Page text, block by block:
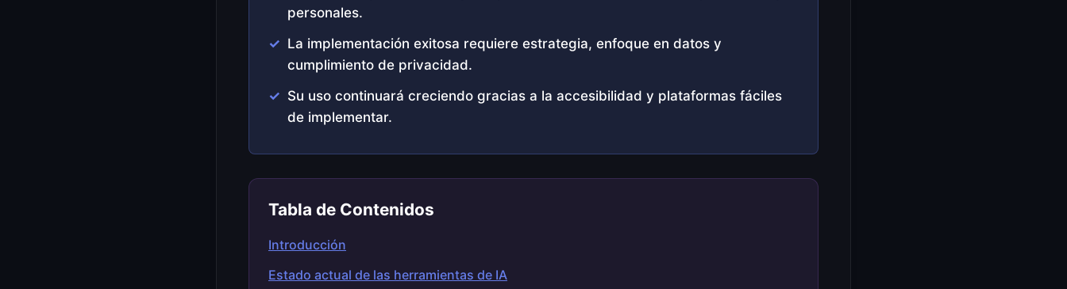
personales.
La implementación exitosa requiere estrategia, enfoque en datos y
cumplimiento de privacidad.
Su uso continuará creciendo gracias a la accesibilidad y plataformas fáciles
de implementar.
Tabla de Contenidos
Introducción
Estado actual de las herramientas de IA